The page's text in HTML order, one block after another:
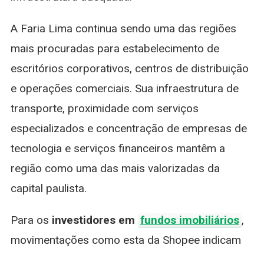
A Faria Lima continua sendo uma das regiões
mais procuradas para estabelecimento de
escritórios corporativos, centros de distribuição
e operações comerciais. Sua infraestrutura de
transporte, proximidade com serviços
especializados e concentração de empresas de
tecnologia e serviços financeiros mantêm a
região como uma das mais valorizadas da
capital paulista.
Para os investidores em fundos imobiliários ,
movimentações como esta da Shopee indicam